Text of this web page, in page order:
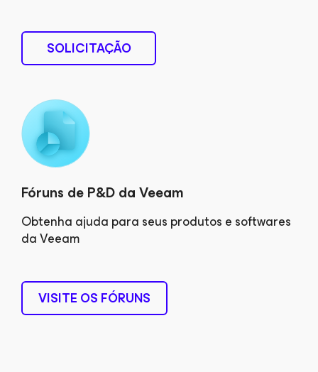
SOLICITAÇÃO
Fóruns de P&D da Veeam
Obtenha ajuda para seus produtos e softwares
da Veeam
VISITE OS FÓRUNS